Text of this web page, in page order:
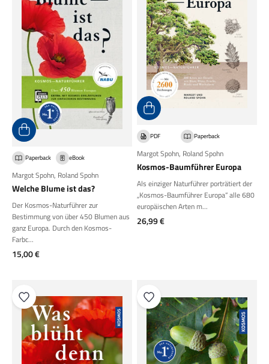
Paperback eBook
Margot Spohn, Roland Spohn
Welche Blume ist das?
Der Kosmos-Naturführer zur
Bestimmung von über 450 Blumen aus
ganz Europa. Durch den Kosmos-
Farbc...
Angebot
15,00 €
PDF Paperback
Margot Spohn, Roland Spohn
Kosmos-Baumführer Europa
Als einziger Naturführer porträtiert der
„Kosmos-Baumführer Europa“ alle 680
europäischen Arten m...
Angebot
26,99 €